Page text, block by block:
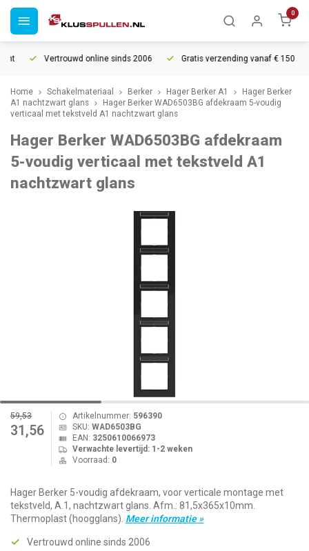
0
Vertrouwd online sinds 2006 Gratis verzending vanaf € 150
Home Schakelmateriaal Berker Hager Berker A1
Hager Berker
A1 nachtzwart glans
Hager Berker WAD6503BG afdekraam 5-voudig
verticaal met tekstveld A1 nachtzwart glans
Hager Berker WAD6503BG afdekraam
5-voudig verticaal met tekstveld A1
nachtzwart glans
59,53
31,56
Artikelnummer: 596390
SKU: WAD6503BG
EAN: 3250610066973
Verwachte levertijd: 1-2 weken
Voorraad: 0
Hager Berker 5-voudig afdekraam, voor verticale montage met
tekstveld, A.1, nachtzwart glans. Afm.: 81,5x365x10mm.
Thermoplast (hoogglans). Meer informatie »
Vertrouwd online sinds 2006